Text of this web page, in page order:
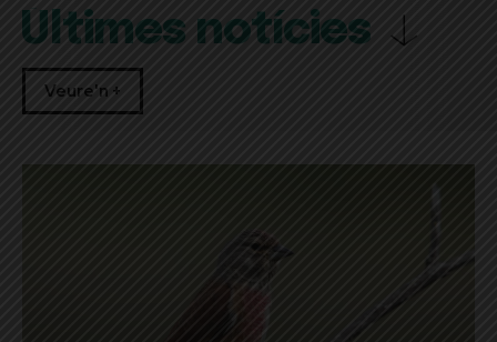
Últimes notícies
Veure'n +